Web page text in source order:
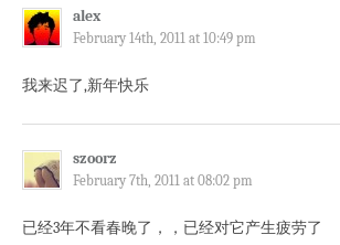
alex
February 14th, 2011 at 10:49 pm
我来迟了,新年快乐
szoorz
February 7th, 2011 at 08:02 pm
已经3年不看春晚了，，已经对它产生疲劳了